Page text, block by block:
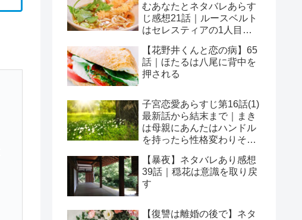
むあなたとネタバレあらす
じ感想21話｜ルースベルト
はセレスティアの1人目の
【花野井くんと恋の病】65
話｜ほたるは八尾に背中を
押される
子宮恋愛あらすじ第16話(1)
最新話から結末まで｜まき
は母親にあんたはハンドル
を持ったら性格変わりそう
【暴夜】ネタバレあり感想
39話｜穏花は意識を取り戻
す
【復讐は離婚の後で】ネタ